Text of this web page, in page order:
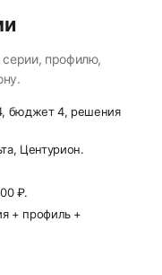
серии, профилю,
бюджет 4, решения
Центурион.
₽.
+ профиль +